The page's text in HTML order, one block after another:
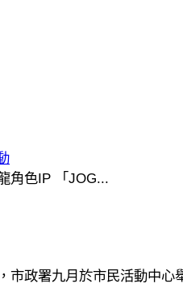
角色IP 「JOG...
市政署九月於市民活動中心